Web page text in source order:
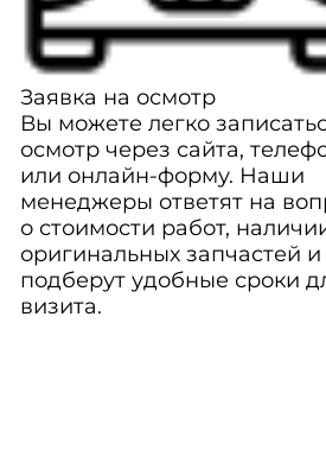
Заявка на осмотр
Вы можете легко
осмотр через сайта,
или онлайн-форму. Наши
менеджеры ответят на
о стоимости работ,
оригинальных запчастей и
подберут удобные сроки
визита.